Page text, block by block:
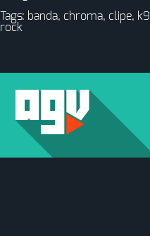
Tags: banda, chroma, clipe, k9
rock